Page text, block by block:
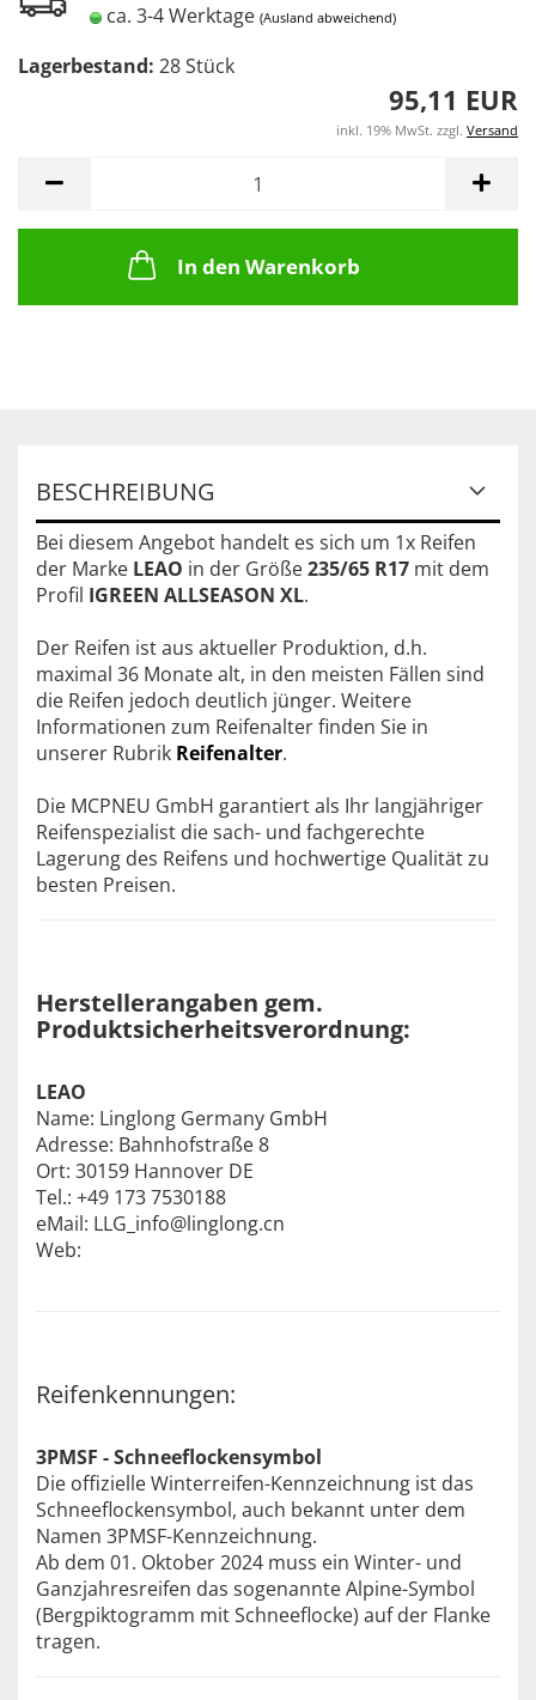
ca. 3-4 Werktage (Ausland abweichend)
Lagerbestand: 28Stück
95,11 EUR
inkl. 19% MwSt. zzgl. Versand
In den Warenkorb
BESCHREIBUNG
Bei diesem Angebot handelt es sich um 1x Reifen
der Marke LEAO in der Größe235/65 R17 mit dem
Profil IGREEN ALLSEASON XL.
Der Reifen ist aus aktueller Produktion, d.h.
maximal 36 Monate alt, in den meisten Fällen sind
die Reifen jedoch deutlich jünger. Weitere
Informationen zum Reifenalter finden Sie in
unserer Rubrik Reifenalter.
Die MCPNEU GmbH garantiert als Ihr langjähriger
Reifenspezialist die sach- und fachgerechte
Lagerung des Reifens und hochwertige Qualität zu
besten Preisen.
Herstellerangaben gem.
Produktsicherheitsverordnung:
LEAO
Name: Linglong Germany GmbH
Adresse: Bahnhofstraße 8
Ort: 30159 Hannover DE
Tel.: +49 173 7530188
eMail: LLG_info@linglong.cn
Web:
Reifenkennungen:
3PMSF - Schneeflockensymbol
Die offizielle Winterreifen-Kennzeichnung ist das
Schneeflockensymbol, auch bekannt unter dem
Namen 3PMSF-Kennzeichnung.
Ab dem 01. Oktober 2024 muss ein Winter- und
Ganzjahresreifen das sogenannte Alpine-Symbol
(Bergpiktogramm mit Schneeflocke) auf der Flanke
tragen.